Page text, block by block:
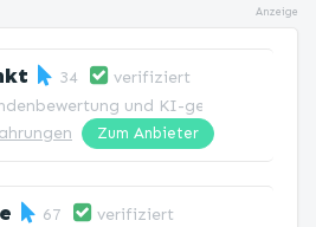
Anzeige
34
verifiziert
und KI-gestützte
Zum Anbieter
67
verifiziert